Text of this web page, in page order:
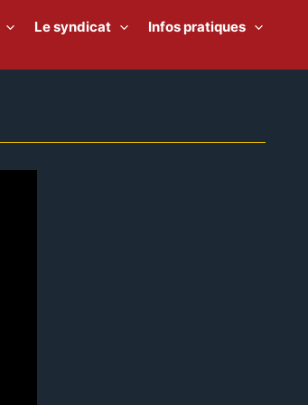
Le syndicat
Infos pratiques